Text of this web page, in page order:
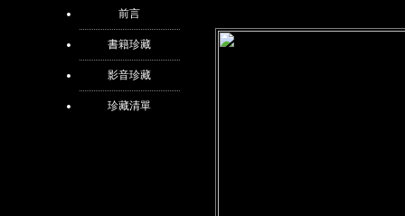
前言
書籍珍藏
影音珍藏
珍藏清單